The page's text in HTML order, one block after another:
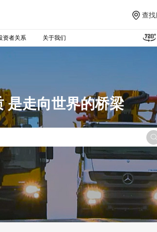
 查
资者关系 关于我们 
是走向世界的桥梁
